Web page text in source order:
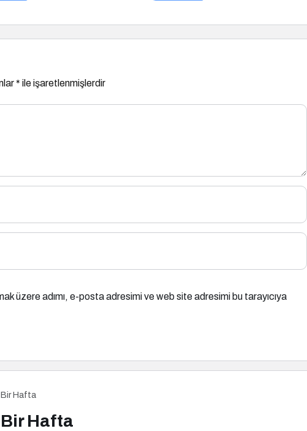
* ile işaretlenmişlerdir
üzere adımı, e-posta adresimi ve web site adresimi bu tarayıcıya
Bir Hafta
Bir Hafta